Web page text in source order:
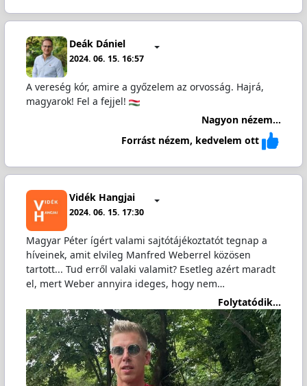
Deák Dániel
2024. 06. 15. 16:57
A vereség kór, amire a győzelem az orvosság. Hajrá,
magyarok! Fel a fejjel!
Nagyon nézem...
Forrást nézem, kedvelem ott
Vidék Hangjai
2024. 06. 15. 17:30
Magyar Péter ígért valami sajtótájékoztatót tegnap a
híveinek, amit elvileg Manfred Weberrel közösen
tartott... Tud erről valaki valamit? Esetleg azért maradt
el, mert Weber annyira ideges, hogy nem…
Folytatódik...